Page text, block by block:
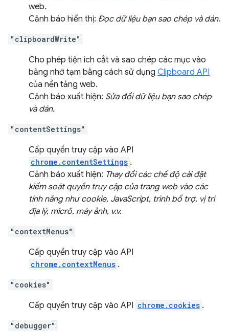
web.
Cảnh báo hiển thị: Đọc dữ liệu bạn sao chép và dán.
"clipboardWrite"
Cho phép tiện ích cắt và sao chép các mục vào
bảng nhớ tạm bằng cách sử dụng Clipboard API
của nền tảng web.
Cảnh báo xuất hiện: Sửa đổi dữ liệu bạn sao chép
và dán.
"contentSettings"
Cấp quyền truy cập vào API
chrome.contentSettings .
Cảnh báo xuất hiện: Thay đổi các chế độ cài đặt
kiểm soát quyền truy cập của trang web vào các
tính năng như cookie, JavaScript, trình bổ trợ, vị trí
địa lý, micrô, máy ảnh, v.v.
"contextMenus"
Cấp quyền truy cập vào API
chrome.contextMenus .
"cookies"
Cấp quyền truy cập vào API chrome.cookies .
"debugger"